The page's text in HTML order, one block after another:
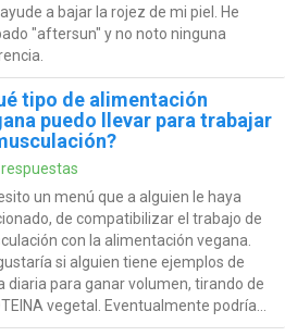
a bajar la rojez de mi piel. He
"aftersun" y no noto ninguna
tipo de alimentación
puedo llevar para trabajar
respuestas
un menú que a alguien le haya
de compatibilizar el trabajo de
con la alimentación vegana.
si alguien tiene ejemplos de
diaria para ganar volumen, tirando de
vegetal. Eventualmente podría...